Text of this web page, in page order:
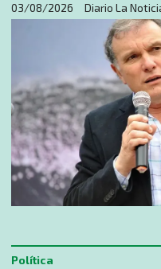
Diario La
03/08/2026
Política